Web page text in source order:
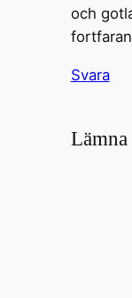
och
Svara
Lämna